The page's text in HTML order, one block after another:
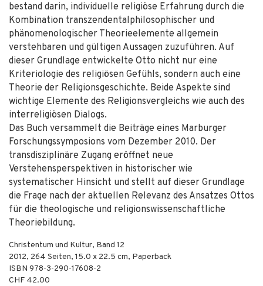
bestand darin, individuelle religiöse Erfahrung durch die
Kombination transzendentalphilosophischer und
phänomenologischer Theorieelemente allgemein
verstehbaren und gültigen Aussagen zuzuführen. Auf
dieser Grundlage entwickelte Otto nicht nur eine
Kriteriologie des religiösen Gefühls, sondern auch eine
Theorie der Religionsgeschichte. Beide Aspekte sind
wichtige Elemente des Religionsvergleichs wie auch des
interreligiösen Dialogs.
Das Buch versammelt die Beiträge eines Marburger
Forschungssymposions vom Dezember 2010. Der
transdisziplinäre Zugang eröffnet neue
Verstehensperspektiven in historischer wie
systematischer Hinsicht und stellt auf dieser Grundlage
die Frage nach der aktuellen Relevanz des Ansatzes Ottos
für die theologische und religionswissenschaftliche
Theoriebildung.
Christentum und Kultur, Band 12
2012, 264 Seiten, 15.0 x 22.5 cm, Paperback
ISBN 978-3-290-17608-2
CHF 42.00